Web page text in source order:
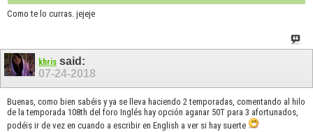
Como te lo curras. jejeje
khris said:
07-24-2018
Buenas, como bien sabéis y ya se lleva haciendo 2 temporadas, comentando al hilo
de la temporada 108th del foro Inglés hay opción aganar 50T para 3 afortunados,
podéis ir de vez en cuando a escribir en English a ver si hay suerte